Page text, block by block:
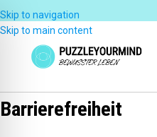
Skip to navigation
Skip to main content
Barrierefreiheit